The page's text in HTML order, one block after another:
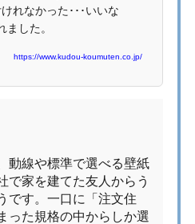
れなかった･･･いいな
ました。
https://www.kudou-koumuten.co.jp/
動線や標準で選べる壁紙
で家を建てた友人からう
です。一口に「注文住
った規格の中からしか選